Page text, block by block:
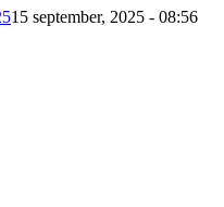
15 september, 2025 - 08:56